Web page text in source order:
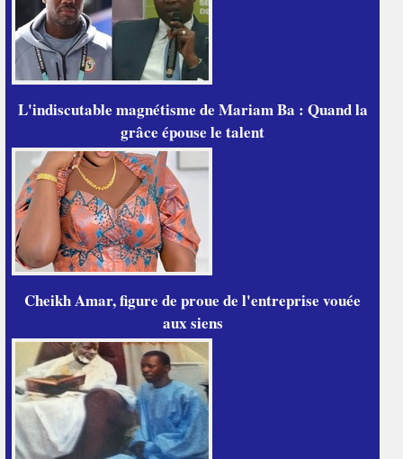
L'indiscutable magnétisme de Mariam Ba : Quand la
grâce épouse le talent
Cheikh Amar, figure de proue de l'entreprise vouée
aux siens